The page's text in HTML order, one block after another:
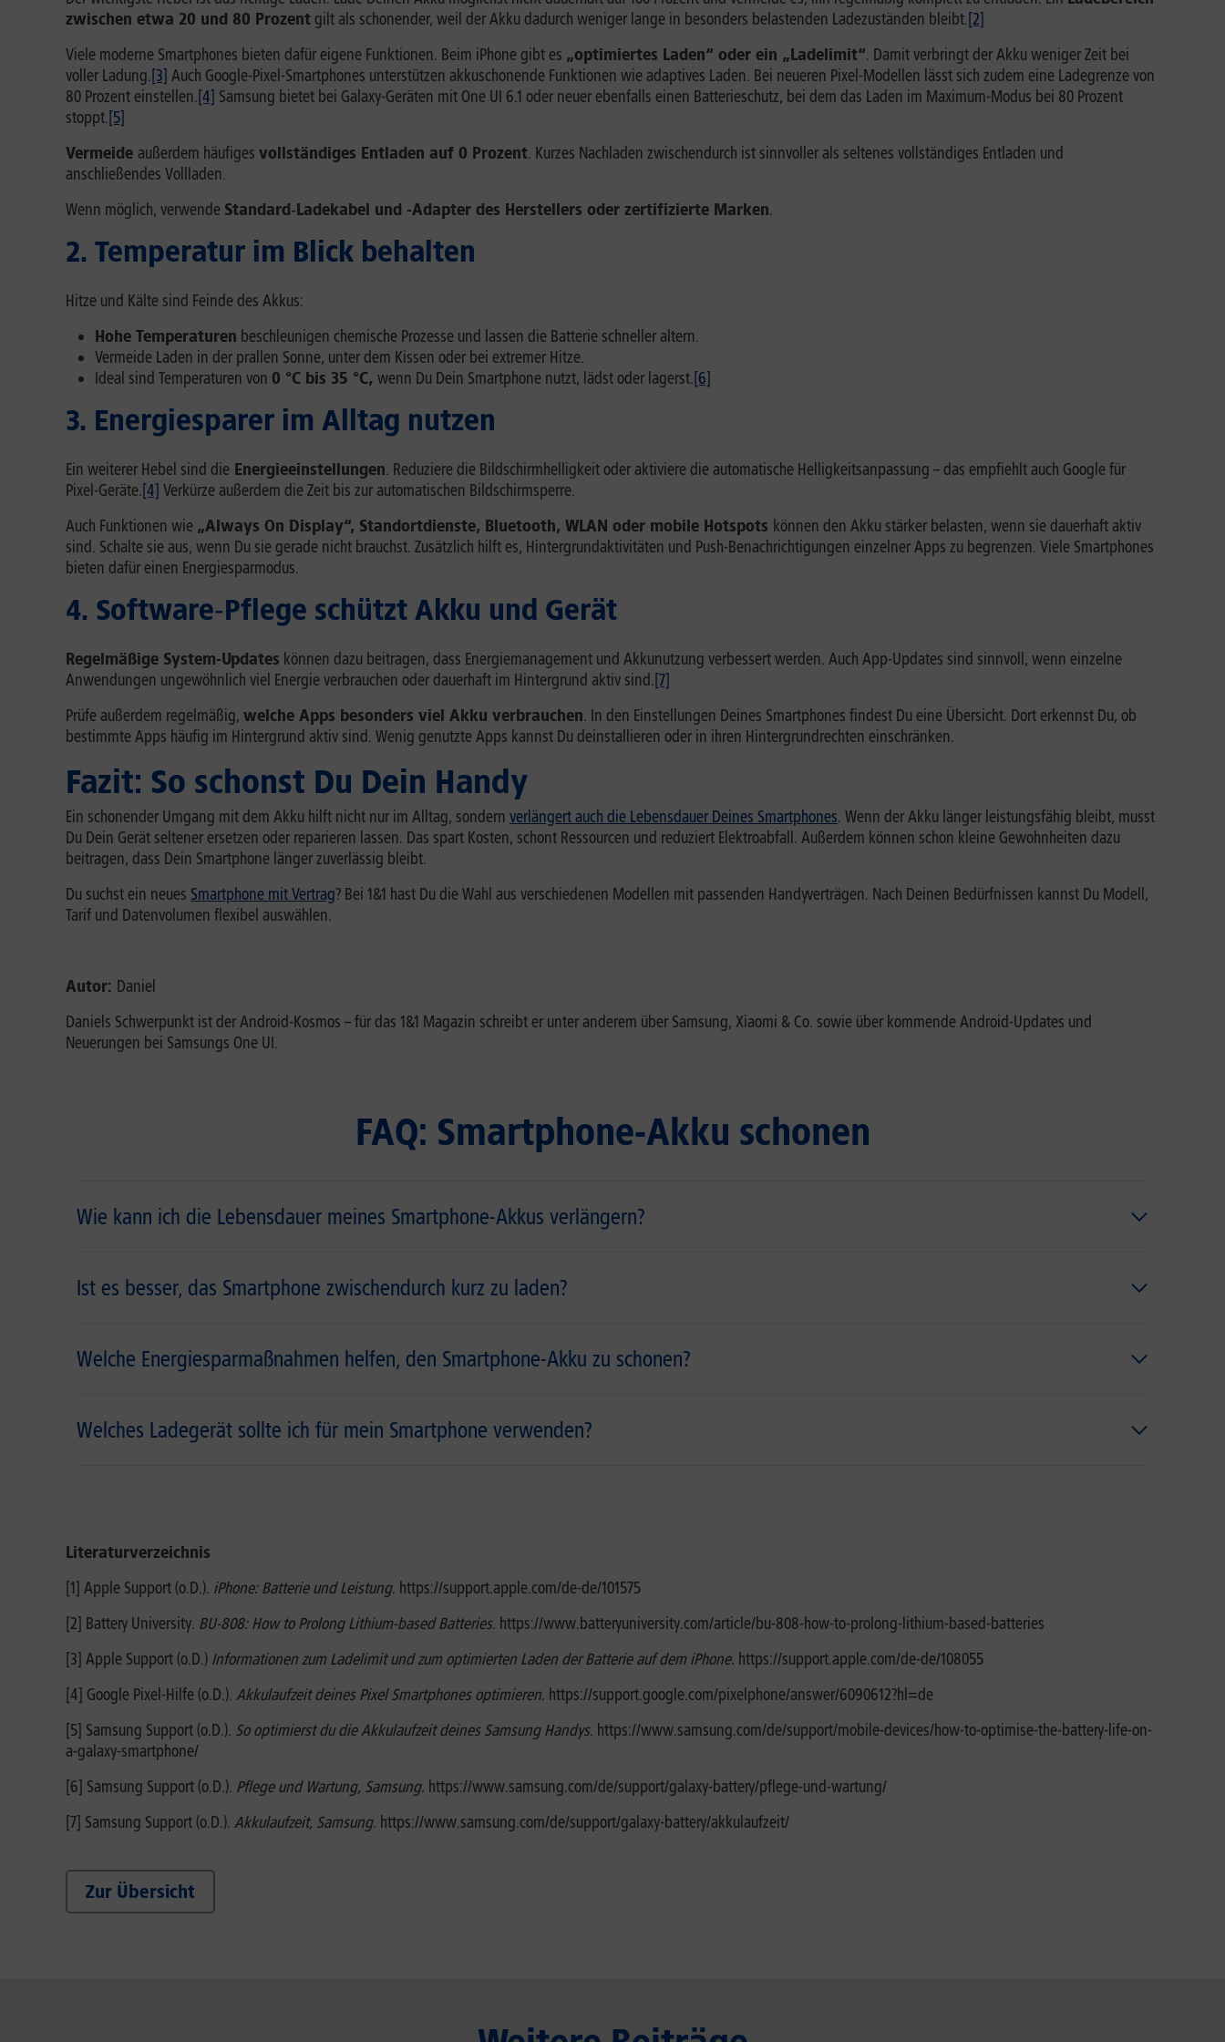
zwischen etwa 20 und 80 Prozentgilt als schonender, weil der Akku dadurch weniger lange in besonders belastenden Ladezuständen bleibt.[2]
Viele moderne Smartphones bieten dafür eigene Funktionen. Beim iPhone gibt es „optimiertes Laden“ oder ein „Ladelimit“. Damit verbringt der Akku weniger Zeit bei
voller Ladung.[3] Auch Google-Pixel-Smartphones unterstützen akkuschonende Funktionen wie adaptives Laden. Bei neueren Pixel-Modellen lässt sich zudem eine Ladegrenze von
80 Prozent einstellen.[4] Samsung bietet bei Galaxy-Geräten mit One UI 6.1 oder neuer ebenfalls einen Batterieschutz, bei dem das Laden im Maximum-Modus bei 80 Prozent
stoppt.[5]
Vermeide außerdem häufiges vollständiges Entladen auf 0 Prozent. Kurzes Nachladen zwischendurch ist sinnvoller als seltenes vollständiges Entladen und
anschließendes Vollladen.
Wenn möglich, verwende Standard‑Ladekabel und -Adapter des Herstellers oder zertifizierte Marken.
2. Temperatur im Blick behalten
Hitze und Kälte sind Feinde des Akkus:
Hohe Temperaturen beschleunigen chemische Prozesse und lassen die Batterie schneller altern.
Vermeide Laden in der prallen Sonne, unter dem Kissen oder bei extremer Hitze.
Ideal sind Temperaturen von 0 °C bis 35 °C, wenn Du Dein Smartphone nutzt, lädst oder lagerst.[6]
3. Energiesparer im Alltag nutzen
Ein weiterer Hebel sind die Energieeinstellungen. Reduziere die Bildschirmhelligkeit oder aktiviere die automatische Helligkeitsanpassung – das empfiehlt auch Google für
Pixel-Geräte.[4] Verkürze außerdem die Zeit bis zur automatischen Bildschirmsperre.
Auch Funktionen wie „Always On Display“, Standortdienste, Bluetooth, WLAN oder mobile Hotspots können den Akku stärker belasten, wenn sie dauerhaft aktiv
sind. Schalte sie aus, wenn Du sie gerade nicht brauchst. Zusätzlich hilft es, Hintergrundaktivitäten und Push-Benachrichtigungen einzelner Apps zu begrenzen. Viele Smartphones
bieten dafür einen Energiesparmodus.
4. Software‑Pflege schützt Akku und Gerät
Regelmäßige System-Updates können dazu beitragen, dass Energiemanagement und Akkunutzung verbessert werden. Auch App-Updates sind sinnvoll, wenn einzelne
Anwendungen ungewöhnlich viel Energie verbrauchen oder dauerhaft im Hintergrund aktiv sind.[7]
Prüfe außerdem regelmäßig, welche Apps besonders viel Akku verbrauchen. In den Einstellungen Deines Smartphones findest Du eine Übersicht. Dort erkennst Du, ob
bestimmte Apps häufig im Hintergrund aktiv sind. Wenig genutzte Apps kannst Du deinstallieren oder in ihren Hintergrundrechten einschränken.
Fazit: So schonst Du Dein Handy
Ein schonender Umgang mit dem Akku hilft nicht nur im Alltag, sondern verlängert auch die Lebensdauer Deines Smartphones. Wenn der Akku länger leistungsfähig bleibt, musst
Du Dein Gerät seltener ersetzen oder reparieren lassen. Das spart Kosten, schont Ressourcen und reduziert Elektroabfall. Außerdem können schon kleine Gewohnheiten dazu
beitragen, dass Dein Smartphone länger zuverlässig bleibt.
Du suchst ein neues Smartphone mit Vertrag? Bei 1&1 hast Du die Wahl aus verschiedenen Modellen mit passenden Handyverträgen. Nach Deinen Bedürfnissen kannst Du Modell,
Tarif und Datenvolumen flexibel auswählen.
Autor: Daniel
Daniels Schwerpunkt ist der Android-Kosmos – für das 1&1 Magazin schreibt er unter anderem über Samsung, Xiaomi & Co. sowie über kommende Android-Updates und
Neuerungen bei Samsungs One UI.
FAQ: Smartphone-Akku schonen
Wie kann ich die Lebensdauer meines Smartphone-Akkus verlängern?
Ist es besser, das Smartphone zwischendurch kurz zu laden?
Welche Energiesparmaßnahmen helfen, den Smartphone-Akku zu schonen?
Welches Ladegerät sollte ich für mein Smartphone verwenden?
Literaturverzeichnis
[1] Apple Support (o.D.). iPhone: Batterie und Leistung. https://support.apple.com/de-de/101575
[2] Battery University. BU-808: How to Prolong Lithium-based Batteries. https://www.batteryuniversity.com/article/bu-808-how-to-prolong-lithium-based-batteries
[3] Apple Support (o.D.) Informationen zum Ladelimit und zum optimierten Laden der Batterie auf dem iPhone. https://support.apple.com/de-de/108055
[4] Google Pixel-Hilfe (o.D.). Akkulaufzeit deines Pixel Smartphones optimieren. https://support.google.com/pixelphone/answer/6090612?hl=de
[5] Samsung Support (o.D.). So optimierst du die Akkulaufzeit deines Samsung Handys. https://www.samsung.com/de/support/mobile-devices/how-to-optimise-the-battery-life-on-
a-galaxy-smartphone/
[6] Samsung Support (o.D.). Pflege und Wartung, Samsung. https://www.samsung.com/de/support/galaxy-battery/pflege-und-wartung/
[7] Samsung Support (o.D.). Akkulaufzeit, Samsung. https://www.samsung.com/de/support/galaxy-battery/akkulaufzeit/
Zur Übersicht